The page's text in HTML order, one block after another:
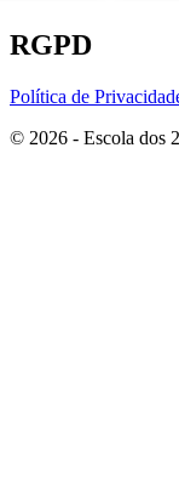
RGPD
Política de
© 2026 - Escola dos